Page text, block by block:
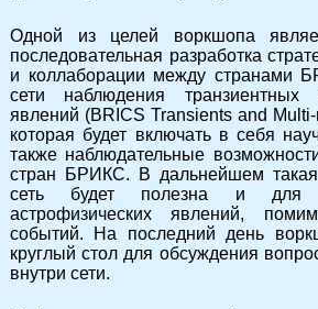
Одной из целей воркшопа
последовательная разработка
и коллаборации между странами
сети наблюдения транзиентных
явлений (BRICS Transients and
которая будет включать в себя
также наблюдательные
стран БРИКС. В дальнейшем такая
сеть будет полезна и для
астрофизических явлений,
событий. На последний день
круглый стол для обсуждения
внутри сети.